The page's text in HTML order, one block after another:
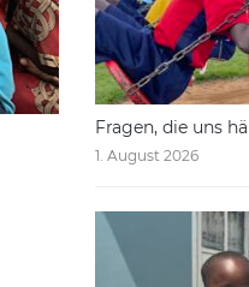
Fragen, die uns
1. August 2026